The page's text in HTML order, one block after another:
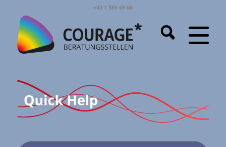
+43 1 585 69 66